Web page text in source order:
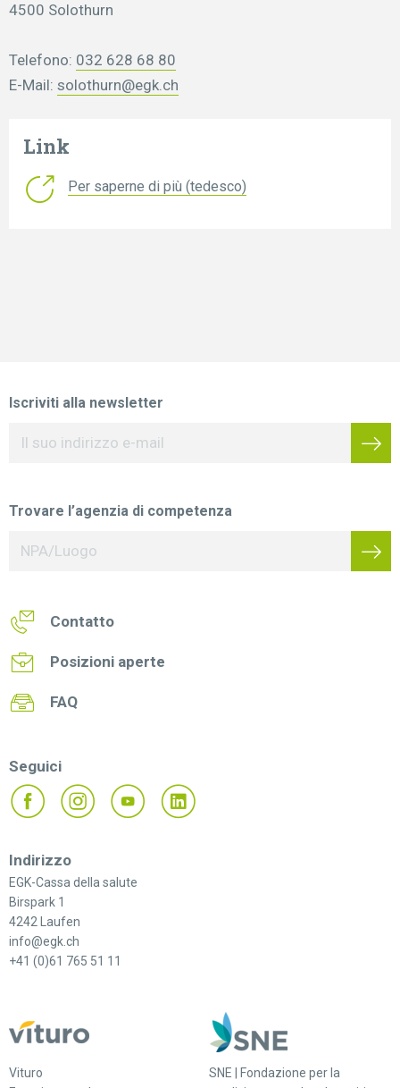
4500 Solothurn
Telefono: 032 628 68 80
E-Mail: solothurn@egk.ch
Link
Per saperne di più (tedesco)
Iscriviti alla newsletter
Trovare l’agenzia di competenza
Contatto
Posizioni aperte
FAQ
Seguici
Indirizzo
EGK-Cassa della salute
Birspark 1
4242 Laufen
info@egk.ch
+41 (0)61 765 51 11
Vituro
SNE | Fondazione per la